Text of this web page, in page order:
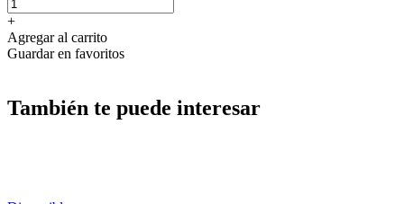
+
Agregar al carrito
Guardar en favoritos
También te puede interesar